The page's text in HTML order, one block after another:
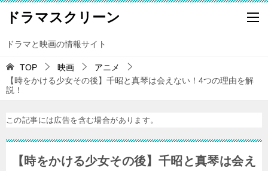
ドラマスクリーン
ドラマと映画の情報サイト
TOP 映画
アニメ
【時をかける少女その後】千昭と真琴は会えない！4つの理由を解
説！
この記事には広告を含む場合があります。
【時をかける少女その後】千昭と真琴は会え